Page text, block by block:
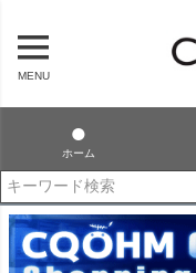
MENU
ホーム